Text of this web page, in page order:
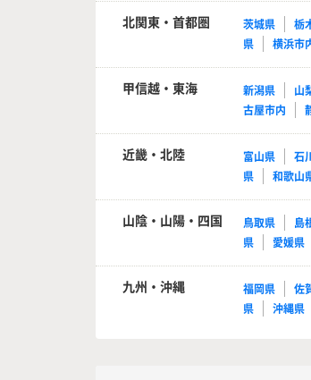
北関東・首都圏 茨城県 栃
県
横浜市
甲信越・東海 新潟県 山
古屋市内
近畿・北陸 富山県 石
県
和歌山
山陰・山陽・四国 鳥取県 島
県
愛媛県
九州・沖縄 福岡県 佐
県
沖縄県